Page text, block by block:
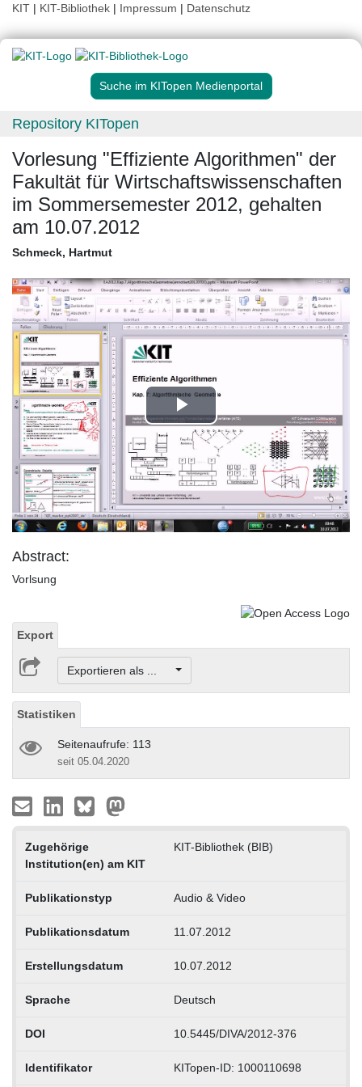
KIT | KIT-Bibliothek | Impressum | Datenschutz
Suche im KITopen Medienportal
Repository KITopen
Vorlesung "Effiziente Algorithmen" der
Fakultät für Wirtschaftswissenschaften
im Sommersemester 2012, gehalten
am 10.07.2012
Schmeck, Hartmut
Play
Video
Abstract:
Vorlsung
Export
Exportieren als ...
Statistiken
Seitenaufrufe: 113
seit 05.04.2020
Zugehörige
Institution(en) am KIT
KIT-Bibliothek (BIB)
Publikationstyp Audio & Video
Publikationsdatum 11.07.2012
Erstellungsdatum 10.07.2012
Sprache Deutsch
DOI 10.5445/DIVA/2012-376
Identifikator KITopen-ID: 1000110698